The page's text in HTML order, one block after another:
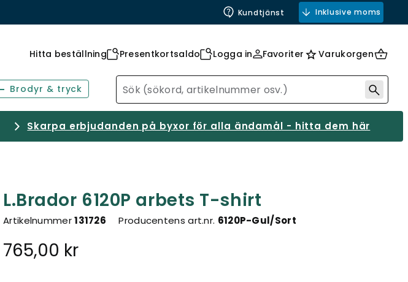
Kundtjänst Inklusive moms
Hitta beställning Presentkortsaldo Logga in Favoriter Varukorgen
Brodyr & tryck
Skarpa erbjudanden på byxor för alla ändamål - hitta dem här
L.Brador 6120P arbets T-shirt
Artikelnummer131726 Producentens art.nr. 6120P-Gul/Sort
765,00 kr